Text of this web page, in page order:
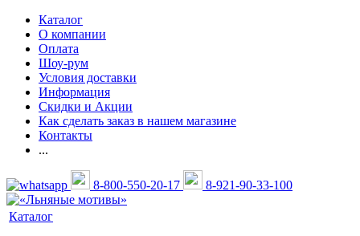
Каталог
О компании
Оплата
Шоу-рум
Условия доставки
Информация
Скидки и Акции
Как сделать заказ в нашем магазине
Контакты
...
8-800-550-20-17 8-921-90-33-100
Каталог